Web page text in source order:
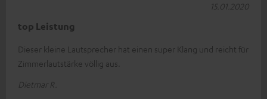
top Leistung
Dieser kleine Lautsprecher hat einen super Klang und reicht für
Zimmerlautstärke völlig aus.
Dietmar R.
15.01.2020